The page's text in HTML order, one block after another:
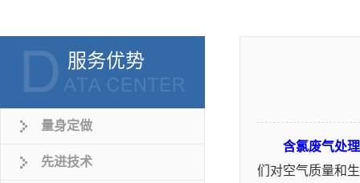
服务优势
量身定做
先进技术
含氯废气处理
们对空气质量和